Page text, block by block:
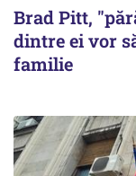
Brad Pitt,
dintre ei vor
familie